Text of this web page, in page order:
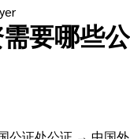
要哪些公